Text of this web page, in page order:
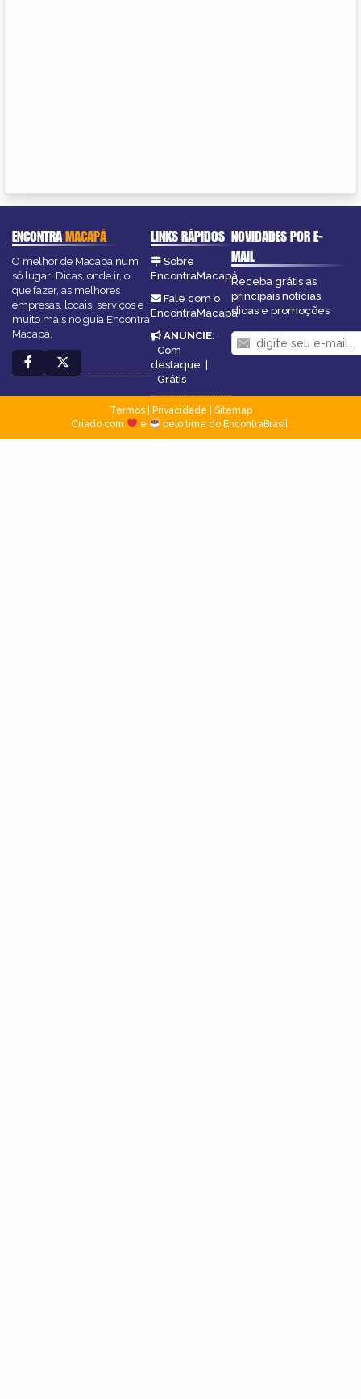
ENCONTRAMACAPÁ
O melhor de Macapá num
só lugar! Dicas, onde ir, o
que fazer, as melhores
empresas, locais, serviços e
muito mais no guia Encontra
Macapá.
LINKS RÁPIDOS
Sobre
EncontraMacapá
Fale com o
EncontraMacapá
ANUNCIE:
Com
destaque
Grátis
NOVIDADES POR E-
MAIL
Receba grátis as
principais notícias,
dicas e promoções
Termos| Privacidade
Sitemap
Criado com
e pelo time do EncontraBrasil